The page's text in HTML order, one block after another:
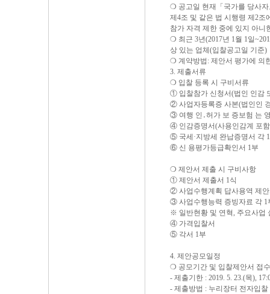
❍ 공고일 현재「국가를 당사
제4조 및 같은 법 시행령 제2
참가 자격 제한 중에 있지 아니
❍ 최근 3년(2017년 1월 1일
상 있는 업체(입찰공고일 기준)
❍ 계약방법: 제안서 평가에 의
3. 제출서류
❍ 입찰 등록 시 구비서류
① 입찰참가 신청서(법인 인감
② 사업자등록증 사본(법인인
③ 여행 인․허가 보 증보험 는
④ 인감증명서(사용인감계 포
⑤ 국세·지방세 완납증명서 각
⑥ 신 용평가등급확인서 1부
❍ 제안서 제출 시 구비사항
① 제안서 제출서 1식
② 사업수행계획 답사용역 제
③ 사업수행능력 증빙자료 각 1
※ 일반현황 및 연혁, 주요사업
④ 가격입찰서
⑤ 각서 1부
4. 제안공모일정
❍ 공모기간 및 입찰제안서 접수
- 제출기한 : 2019. 5. 23.(목),
- 제출방법 : 누리장터 전자입찰